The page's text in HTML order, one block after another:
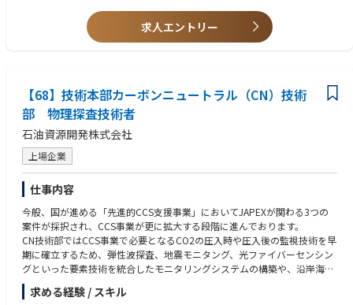
とで、収益機会を追求することを目指すプロジェクト。
実現することで、“人とAIが協働して分析価値を再現可能に生み出す組
織”への進化を目指すプロジェクト。
■職責
1. AI・データ活用による事業価値創出
- AI・データ活用を通じて、売上向上やコスト削減、業務効率化などの事業
課題解決に取り組んでいただきます。
- 技術そのものだけでなく、事業成果につながる活用方法を検討・推進し
ていただきます。
2. 業務で活用されるAIソリューションの実現
- 機械学習や生成AIなどの技術を組み合わせながら、実際の業務で活用で
きるソリューションの構築に携わっていただきます。
- 分析や開発に留まらず、業務への適用や定着まで見据えた取り組みを推
進していただきます。
・コンサルティングファームや事業会社において、データ／AI活用プロジ
・電力運用にかかる知見
・電力業界における金融工学に関する知見
・マーケティング分析などto C領域での知見
求人エントリー
【68】技術本部カーボンニュートラル（CN）技術
部 物理探査技術者
石油資源開発株式会社
上場企業
仕事内容
今般、国が進める「先進的CCS支援事業」においてJAPEXが関わる3つの
案件が採択され、CCS事業が更に拡大する段階に進んでおります。
CN技術部ではCCS事業で必要となるCO2の圧入時や圧入後の監視技術を早
期に確立するため、弾性波探査、地震モニタング、光ファイバーセンシン
グといった要素技術を統合したモニタリングシステムの構築や、沿岸海域
でのCCSモニタリング計画の最適化を推進したく、本ポジションでは下記
業務に携わっていただきます。
求める経験 / スキル